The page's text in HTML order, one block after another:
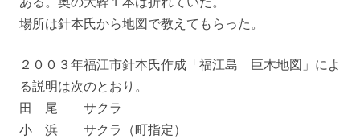
場所は針本氏から地図で教えてもらった。
２００３年福江市針本氏作成「福江島 巨木地図」によ
る説明は次のとおり。
田 尾 サクラ
小 浜 サクラ（町指定）